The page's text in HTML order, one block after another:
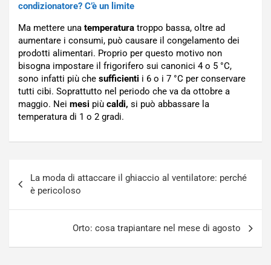
condizionatore? C’è un limite
Ma mettere una temperatura troppo bassa, oltre ad
aumentare i consumi, può causare il congelamento dei
prodotti alimentari. Proprio per questo motivo non
bisogna impostare il frigorifero sui canonici 4 o 5 °C,
sono infatti più che sufficienti i 6 o i 7 °C per conservare
tutti cibi. Soprattutto nel periodo che va da ottobre a
maggio. Nei mesi più caldi, si può abbassare la
temperatura di 1 o 2 gradi.
articoli
La moda di attaccare il ghiaccio al ventilatore: perché
è pericoloso
Orto: cosa trapiantare nel mese di agosto